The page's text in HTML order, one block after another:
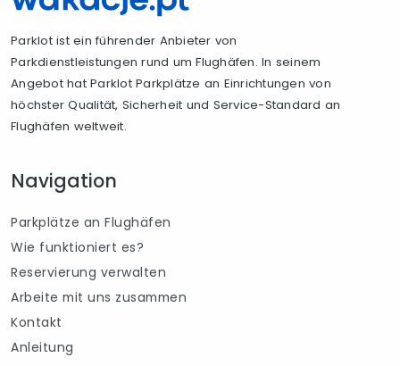
Parklot ist ein führender Anbieter von
Parkdienstleistungen rund um Flughäfen. In seinem
Angebot hat Parklot Parkplätze an Einrichtungen von
höchster Qualität, Sicherheit und Service-Standard an
Flughäfen weltweit.
Navigation
Parkplätze an Flughäfen
Wie funktioniert es?
Reservierung verwalten
Arbeite mit uns zusammen
Kontakt
Anleitung